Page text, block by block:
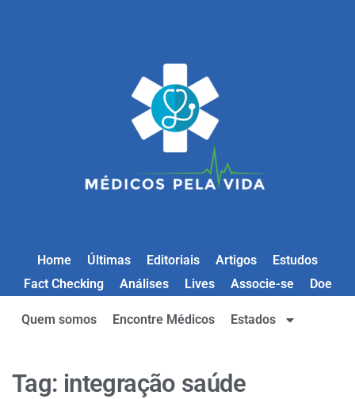
Home Últimas Editoriais Artigos
Estudos
Fact Checking
Análises Lives Associe-se Doe
Quem somos Encontre Médicos Estados
Tag: integração saúde